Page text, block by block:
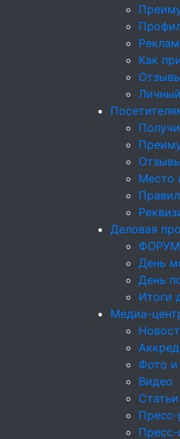
Как
Место
Деловая
День
День
Итоги
Медиа-
Фото и
Видео
Статьи
Пресс-
Пресс-